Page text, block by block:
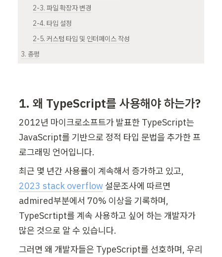
2-3. 파일 확장자 변경
2-4. 타입 설정
2-5. 커스텀 타입 및 인터페이스 작성
3. 총평
1. 왜 TypeScript를 사용해야 하는가?
2012년 마이크로소프트가 발표한 TypeScript는
JavaScript를 기반으로 정적 타입 문법을 추가한 프
로그래밍 언어입니다.
2023 stack overflow 설문조사에 따르면
admired부분에서 70% 이상을 기록하며,
TypeScrtipt를 계속 사용하고 싶어 하는 개발자가
많은 것으로 알 수 있습니다.
그러면 왜 개발자들은 TypeScript를 선호하며, 우리